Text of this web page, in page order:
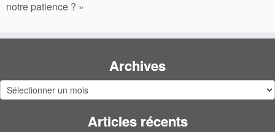
notre patience ? »
Archives
Archives
Articles récents